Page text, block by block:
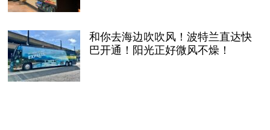
和你去海边吹吹风！波特兰直达快
巴开通！阳光正好微风不燥！